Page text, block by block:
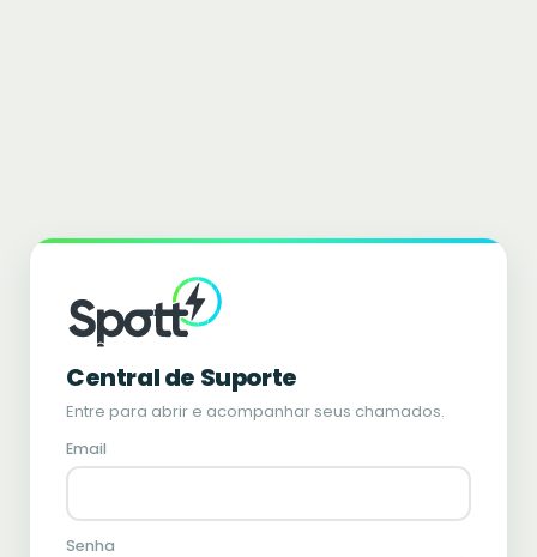
Central de Suporte
Entre para abrir e acompanhar seus chamados.
Email
Senha